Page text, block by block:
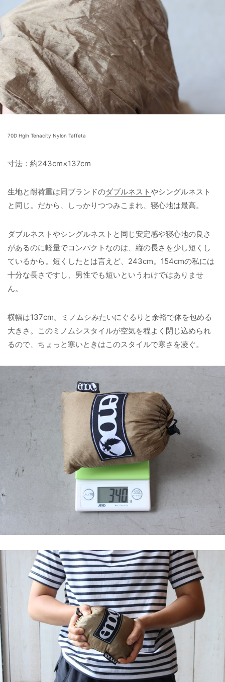
70D Hgih Tenacity Nylon Taffeta
寸法：約243cm×137cm
生地と耐荷重は同ブランドのダブルネストやシングルネスト
と同じ。だから、しっかりつつみこまれ、寝心地は最高。
ダブルネストやシングルネストと同じ安定感や寝心地の良さ
があるのに軽量でコンパクトなのは、縦の長さを少し短くし
ているから。短くしたとは言えど、243cm。154cmの私には
十分な長さですし、男性でも短いというわけではありませ
ん。
横幅は137cm。ミノムシみたいにぐるりと余裕で体を包める
大きさ。このミノムシスタイルが空気を程よく閉じ込められ
るので、ちょっと寒いときはこのスタイルで寒さを凌ぐ。